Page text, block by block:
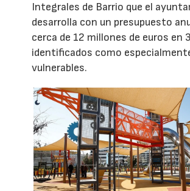
Integrales de Barrio que el
desarrolla con un presupuesto
cerca de 12 millones de euros en
identificados como
vulnerables.